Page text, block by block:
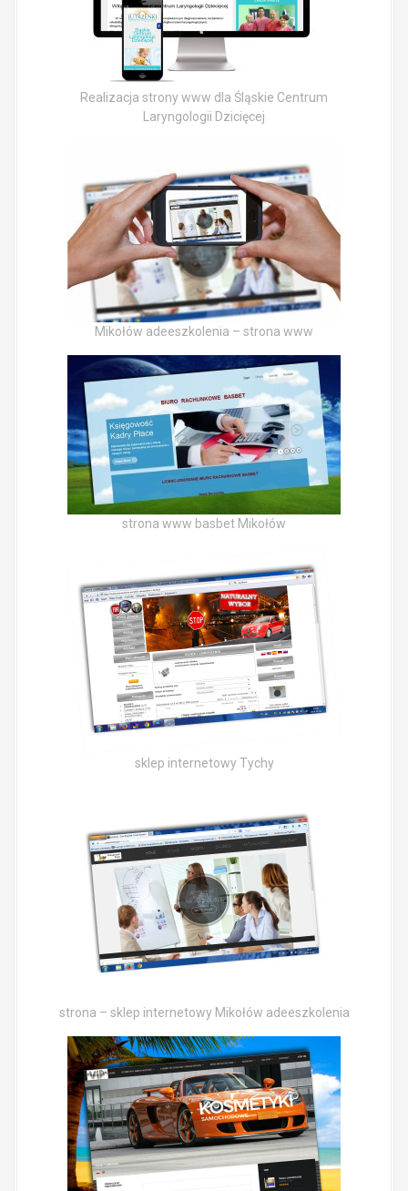
Realizacja strony www dla Śląskie Centrum
Laryngologii Dzicięcej
Mikołów adeeszkolenia – strona www
strona www basbet Mikołów
sklep internetowy Tychy
strona – sklep internetowy Mikołów adeeszkolenia